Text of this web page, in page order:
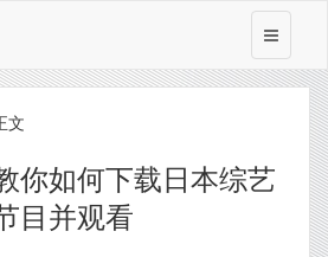
文
你如何下载日本综艺
目并观看